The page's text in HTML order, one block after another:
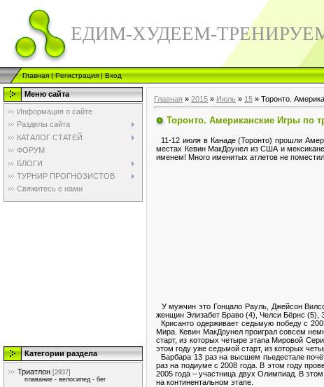
ЕДИМ-ХУДЕЕМ-
Главная|Регистрация|Вход
Меню сайта
Информация о сайте
Разделы сайта
КАТАЛОГ СТАТЕЙ
ФОРУМ
БЛОГИ
ТУРНИР ПРОГНОЗИСТОВ
Свяжитесь с нами
Категории раздела
Триатлон [2937]
плавание - велосипед - бег
Главная » 2015 » Июль » 15 » Торонто.
Торонто. Американские Игры по
11-12 июля в Канаде (Торонто) прошли
местах Кевин МакДоунел из США и
именем! Много именитых атлетов не
У мужчин это Гонцало Рауль, Джейсон
женщин Элизабет Браво (4), Челси Бёрнс
Крисанто одерживает седьмую победу с
Мира. Кевин МакДоунел проиграл совсем
старт, из которых четыре этапа Мировой
этом году уже седьмой старт, из которых
Барбара 13 раз на высшем пьедестале
раз на подиуме с 2008 года. В этом году
2005 года – участница двух Олимпиад. В
на континентальном этапе.